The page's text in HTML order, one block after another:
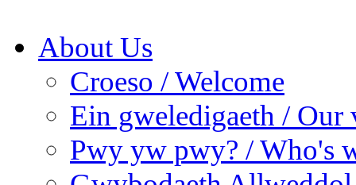
About Us
Croeso / Welcome
Ein gweledigaeth / Our
Pwy yw pwy? / Who's